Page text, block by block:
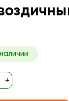
+